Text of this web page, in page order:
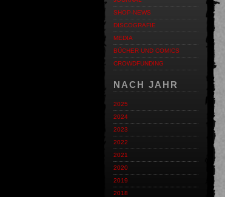
SHOP-NEWS
DISCOGRAFIE
MEDIA
BÜCHER UND COMICS
CROWDFUNDING
NACH JAHR
2025
2024
2023
2022
2021
2020
2019
2018